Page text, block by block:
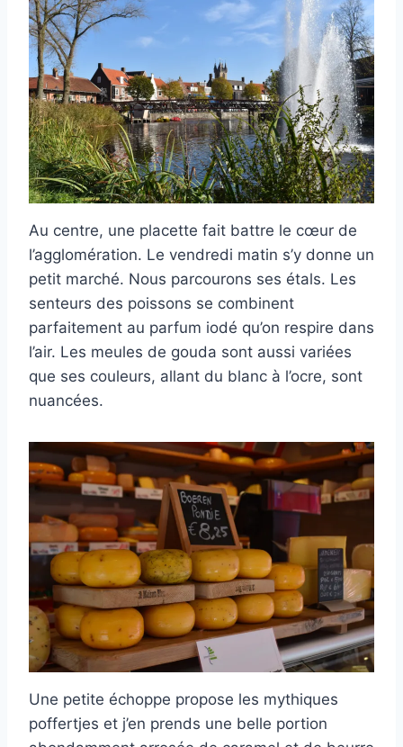
Au centre, une placette fait battre le cœur de
l’agglomération. Le vendredi matin s’y donne un
petit marché. Nous parcourons ses étals. Les
senteurs des poissons se combinent
parfaitement au parfum iodé qu’on respire dans
l’air. Les meules de gouda sont aussi variées
que ses couleurs, allant du blanc à l’ocre, sont
nuancées.
Une petite échoppe propose les mythiques
poffertjes et j’en prends une belle portion